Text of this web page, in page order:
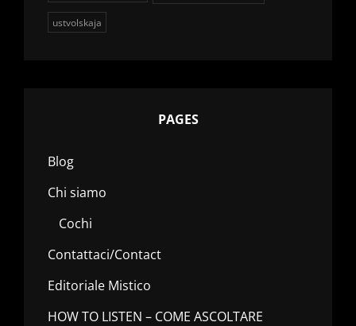
ustvolskaja
PAGES
Blog
Chi siamo
Cochi
Contattaci/Contact
Editoriale Mistico
HOW TO LISTEN – COME ASCOLTARE